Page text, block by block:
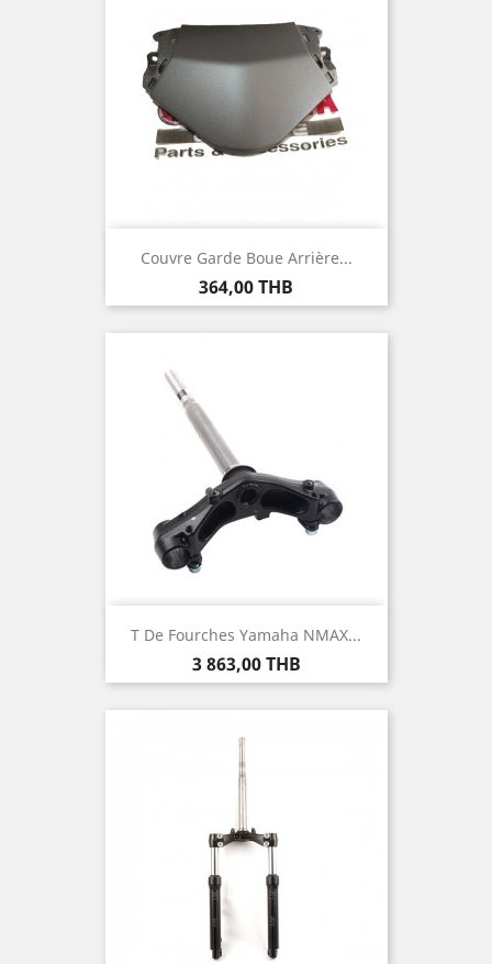
Couvre Garde Boue Arrière...
Prix
364,00 THB
T De Fourches Yamaha NMAX...
Prix
3 863,00 THB